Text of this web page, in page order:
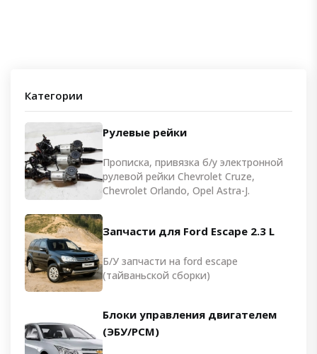
Категории
Рулевые рейки
Прописка, привязка б/у электронной
рулевой рейки Chevrolet Cruze,
Chevrolet Orlando, Opel Astra-J.
Запчасти для Ford Escape 2.3 L
Б/У запчасти на ford escape
(тайваньской сборки)
Блоки управления двигателем
(ЭБУ/PCM)